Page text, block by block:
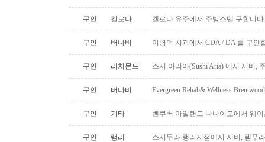
구인 킬로나 캘로나 유주에서 주방스텝 구합니다
구인 버나비 이병덕 치과에서 CDA / DA 를 구인
구인 리치몬드 스시 아리아(Sushi Aria) 에서 서버,
구인 버나비 Evergreen Rehab& Wellness
구인 기타 벤쿠버 아일랜드 나나이모에서 웨
구인 랭리 스시무라 랭리지점에서 서버, 템푸